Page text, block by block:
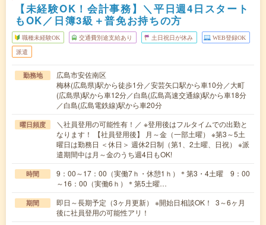
【未経験OK！会計事務】＼平日週4日スタート
もOK／日簿3級＋普免お持ちの方
職種未経験OK 交通費別途支給あり 土日祝日が休み WEB登録OK
派遣
勤務地
広島市安佐南区
梅林(広島県)駅から徒歩1分／安芸矢口駅から車10分／大町
(広島県)駅から車12分／白島(広島高速交通線)駅から車18分
／白島(広島電鉄線)駅から車20分
曜日頻度
＼社員登用の可能性有！／ ※登用後はフルタイムでの出勤と
なります！ 【社員登用後】 月～金（一部土曜） ※第3～5土
曜日は勤務日 ＜休日＞ 週休2日制（第1、2土曜、日祝） ※派
遣期間中は月～金のうち週4日もOK!
時間
9：00～17：00（実働7ｈ・休憩1ｈ）＊第3・4土曜 9：00
～16：00（実働6ｈ）＊第5土曜…
期間
即日～長期予定（3ヶ月更新） ※開始日相談OK！ 3～6ヶ月
後に社員登用の可能性アリ！